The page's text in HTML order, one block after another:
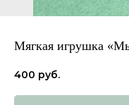
Мягкая игрушка
400 руб.